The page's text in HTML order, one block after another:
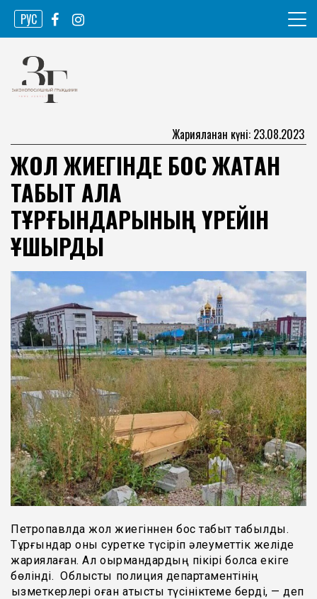
Skip
content
РУС
Законопослушный гражданин
Жарияланған күні: 23.08.2023
ЖОЛ ЖИЕГІНДЕ БОС ЖАТҚАН
ТАБЫТ ҚАЛА
ТҰРҒЫНДАРЫНЫҢ ҮРЕЙІН
ҰШЫРДЫ
Петропавлда жол жиегіннен бос табыт табылды.
Тұрғындар оны суретке түсіріп әлеуметтік желіде
жариялаған. Ал оқырмандардың пікірі болса екіге
бөлінді. Облыстық полиция департаментінің
қызметкерлері оған қатысты түсініктеме берді, — деп